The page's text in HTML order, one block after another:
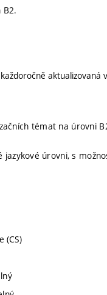
B2.
témat na úrovni
úrovni, s
(CS)